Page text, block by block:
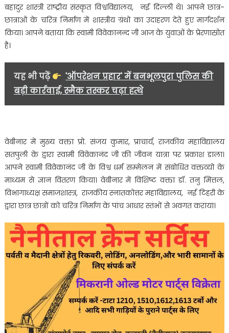
बहादुर शास्त्री राष्ट्रीय संस्कृत विश्वविद्यालय, नई दिल्ली थे। आपने छात्र-
छात्राओं के चरित्र निर्माण में शास्त्रीय ग्रंथो का उदाहरण देते हुए मार्गदर्शन
किया। आपने बताया कि स्वामी विवेकानन्द जी आज के युवाओं के प्रेरणास्रोत
है।
यह भी पढ़ें
'ऑपरेशन प्रहार' में बनभूलपुरा पुलिस की
बड़ी कार्रवाई, स्मैक तस्कर चढ़ा हत्थे
वेबीनार में मुख्य वक्ता प्रो. संजय कुमार, प्राचार्य, राजकीय महाविद्यालय
सतपुली के द्वारा स्वामी विवेकानंद जी की जीवन यात्रा पर प्रकाश डाला।
आपने स्वामी विवेकानंद जी के विश्व धर्म सम्मेलन में संबोधित वक्तव्यो के
माध्यम से ज्ञान वितरण किया। वेबीनार में विशिष्ट वक्ता डॉ. तनु मित्तल,
विभागाध्यक्ष समाजशास्त्र, राजकीय स्नातकोत्तर महाविद्यालय, नई टिहरी के
द्वारा छात्र छात्रों को चरित्र निर्माण के पांच आधार स्तंभों से अवगत कराया।